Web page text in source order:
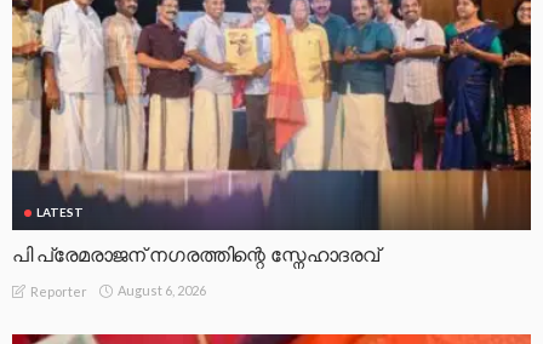
LATEST
പി പ്രേമരാജന് നഗരത്തിന്റെ സ്നേഹാദരവ്
Reporter August 6, 2026